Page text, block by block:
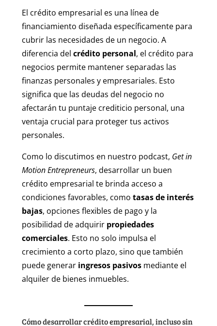
El crédito empresarial es una línea de
financiamiento diseñada específicamente para
cubrir las necesidades de un negocio. A
diferencia del crédito personal, el crédito para
negocios permite mantener separadas las
finanzas personales y empresariales. Esto
significa que las deudas del negocio no
afectarán tu puntaje crediticio personal, una
ventaja crucial para proteger tus activos
personales.
Como lo discutimos en nuestro podcast, Get in
Motion Entrepreneurs, desarrollar un buen
crédito empresarial te brinda acceso a
condiciones favorables, como tasas de interés
bajas, opciones flexibles de pago y la
posibilidad de adquirir propiedades
comerciales. Esto no solo impulsa el
crecimiento a corto plazo, sino que también
puede generar ingresos pasivosmediante el
alquiler de bienes inmuebles.
Cómo desarrollar crédito empresarial, incluso sin